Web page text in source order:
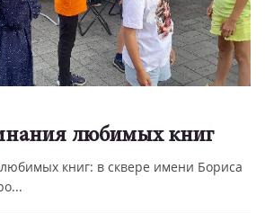
любимых книг
книг: в сквере имени Бориса